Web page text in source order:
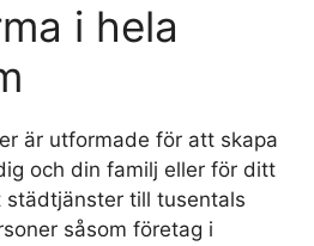
i hela
är utformade för att skapa
och din familj eller för ditt
städtjänster till tusentals
såsom företag i